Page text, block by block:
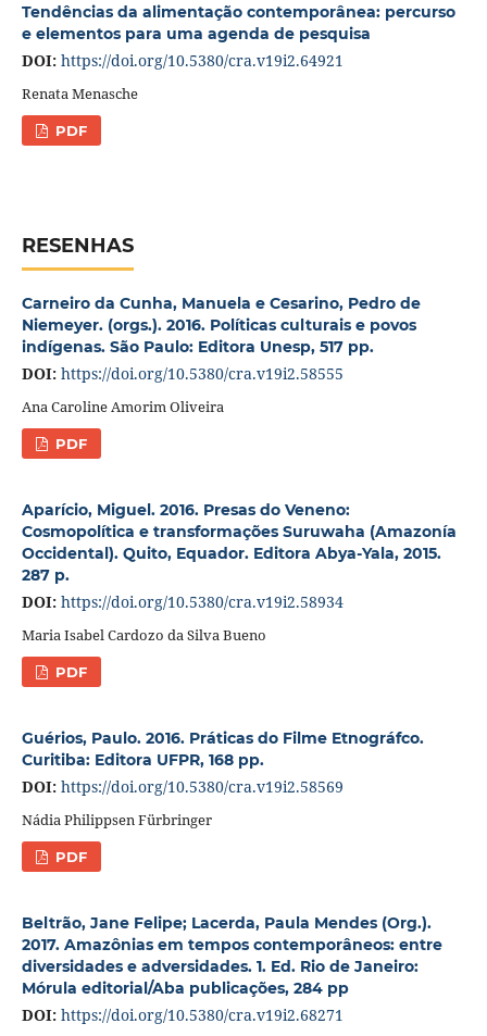
Tendências da alimentação contemporânea: percurso
e elementos para uma agenda de pesquisa
DOI: https://doi.org/10.5380/cra.v19i2.64921
Renata Menasche
PDF
RESENHAS
Carneiro da Cunha, Manuela e Cesarino, Pedro de
Niemeyer. (orgs.). 2016. Políticas culturais e povos
indígenas. São Paulo: Editora Unesp, 517 pp.
DOI: https://doi.org/10.5380/cra.v19i2.58555
Ana Caroline Amorim Oliveira
PDF
Aparício, Miguel. 2016. Presas do Veneno:
Cosmopolítica e transformações Suruwaha (Amazonía
Occidental). Quito, Equador. Editora Abya-Yala, 2015.
287 p.
DOI: https://doi.org/10.5380/cra.v19i2.58934
Maria Isabel Cardozo da Silva Bueno
PDF
Guérios, Paulo. 2016. Práticas do Filme Etnográfco.
Curitiba: Editora UFPR, 168 pp.
DOI: https://doi.org/10.5380/cra.v19i2.58569
Nádia Philippsen Fürbringer
PDF
Beltrão, Jane Felipe; Lacerda, Paula Mendes (Org.).
2017. Amazônias em tempos contemporâneos: entre
diversidades e adversidades. 1. Ed. Rio de Janeiro:
Mórula editorial/Aba publicações, 284 pp
DOI: https://doi.org/10.5380/cra.v19i2.68271